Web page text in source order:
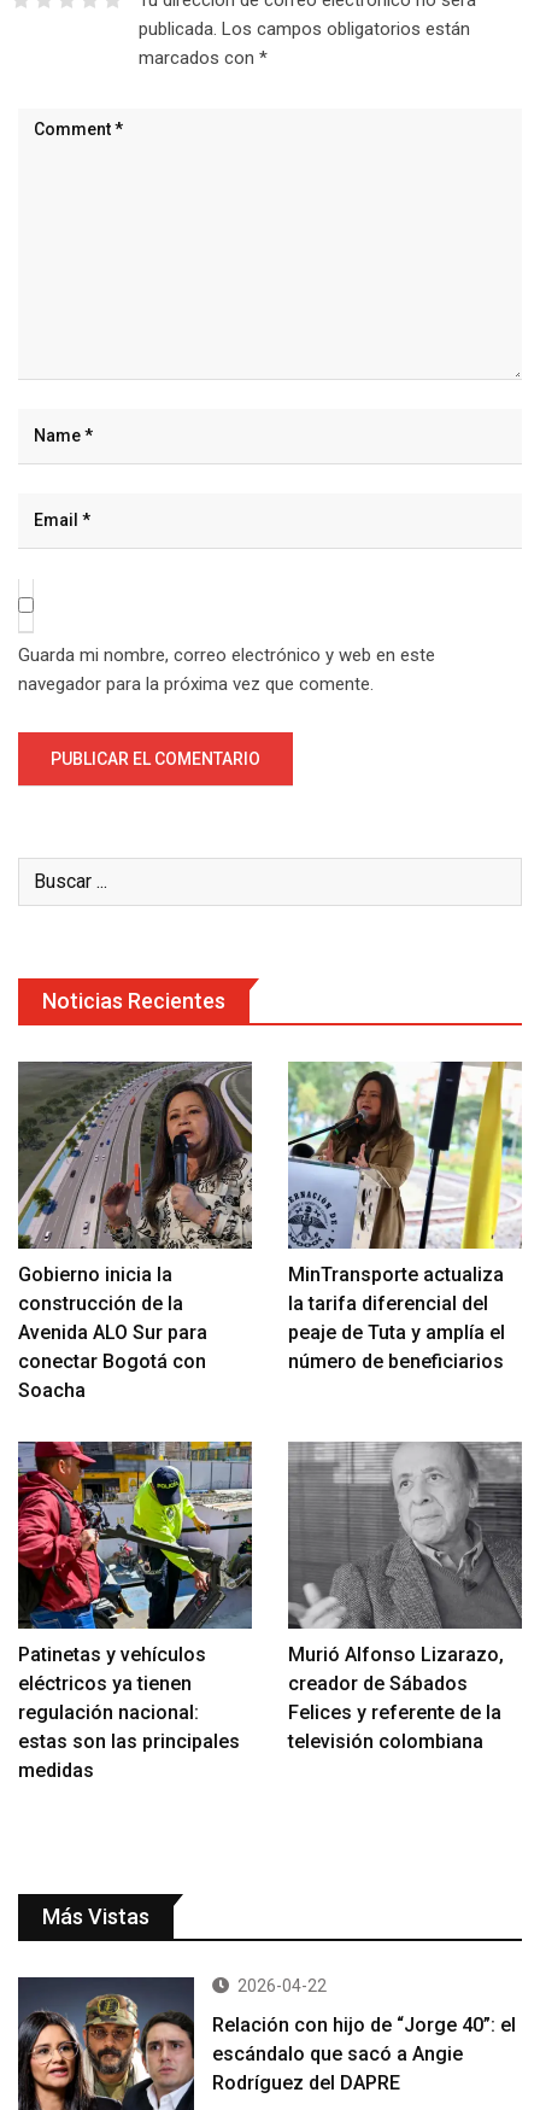
publicada. Los campos obligatorios están
marcados con *
Guarda mi nombre, correo electrónico y web en este
navegador para la próxima vez que comente.
Noticias Recientes
Gobierno inicia la
construcción de la
Avenida ALO Sur para
conectar Bogotá con
Soacha
MinTransporte actualiza
la tarifa diferencial del
peaje de Tuta y amplía el
número de beneficiarios
Patinetas y vehículos
eléctricos ya tienen
regulación nacional:
estas son las principales
medidas
Murió Alfonso Lizarazo,
creador de Sábados
Felices y referente de la
televisión colombiana
Más Vistas
2026-04-22
Relación con hijo de “Jorge 40”: el
escándalo que sacó a Angie
Rodríguez del DAPRE